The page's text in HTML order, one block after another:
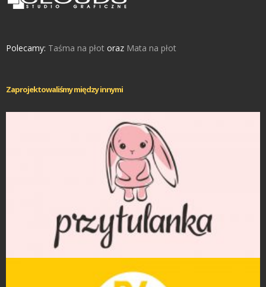
Polecamy: Taśma na płot oraz Mata na płot
Zaprojektowaliśmy między innymi
Projekty logo